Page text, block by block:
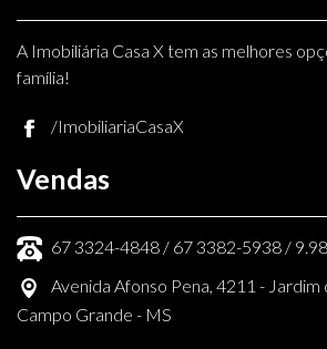
A Imobiliária Casa X tem as melhores
família!
/ImobiliariaCasaX
Vendas
67 3324-4848 / 67 3382-5938 /
Avenida Afonso Pena, 4211 - Jardim
Campo Grande - MS